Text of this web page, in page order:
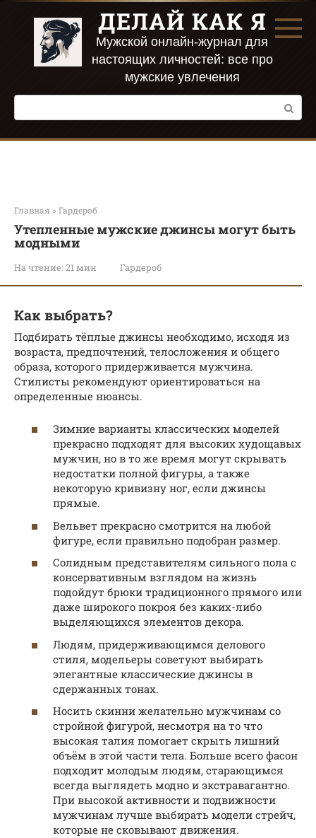
Перейти
контенту
ДЕЛАЙ КАК Я
Мужской онлайн-журнал для
настоящих личностей: все про
мужские увлечения
Поиск:
Главная » Гардероб
Утепленные мужские джинсы могут быть
модными
На чтение: 21 мин Гардероб
Как выбрать?
Подбирать тёплые джинсы необходимо, исходя из
возраста, предпочтений, телосложения и общего
образа, которого придерживается мужчина.
Стилисты рекомендуют ориентироваться на
определенные нюансы.
Зимние варианты классических моделей
прекрасно подходят для высоких худощавых
мужчин, но в то же время могут скрывать
недостатки полной фигуры, а также
некоторую кривизну ног, если джинсы
прямые.
Вельвет прекрасно смотрится на любой
фигуре, если правильно подобран размер.
Солидным представителям сильного пола с
консервативным взглядом на жизнь
подойдут брюки традиционного прямого или
даже широкого покроя без каких-либо
выделяющихся элементов декора.
Людям, придерживающимся делового
стиля, модельеры советуют выбирать
элегантные классические джинсы в
сдержанных тонах.
Носить скинни желательно мужчинам со
стройной фигурой, несмотря на то что
высокая талия помогает скрыть лишний
объём в этой части тела. Больше всего фасон
подходит молодым людям, старающимся
всегда выглядеть модно и экстравагантно.
При высокой активности и подвижности
мужчинам лучше выбирать модели стрейч,
которые не сковывают движения.